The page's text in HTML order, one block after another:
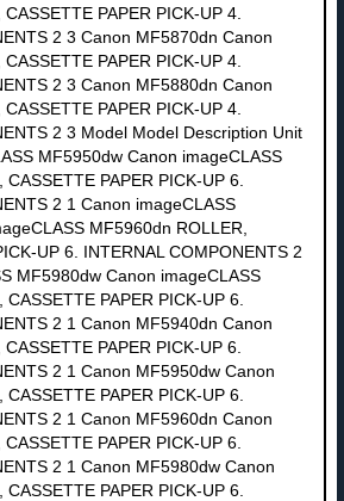
PAPER PICK-UP 4.
2 3 Canon MF5870dn Canon
PAPER PICK-UP 4.
2 3 Canon MF5880dn Canon
PAPER PICK-UP 4.
2 3 Model Model Description Unit
MF5950dw Canon imageCLASS
PAPER PICK-UP 6.
2 1 Canon imageCLASS
MF5960dn ROLLER,
UP 6. INTERNAL COMPONENTS 2
MF5980dw Canon imageCLASS
PAPER PICK-UP 6.
2 1 Canon MF5940dn Canon
PAPER PICK-UP 6.
2 1 Canon MF5950dw Canon
PAPER PICK-UP 6.
2 1 Canon MF5960dn Canon
PAPER PICK-UP 6.
2 1 Canon MF5980dw Canon
PAPER PICK-UP 6.